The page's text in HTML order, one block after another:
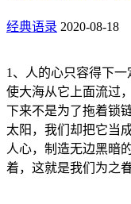
经典语录 2020-08-18
1、人的心只容得下
使大海从它上面流过
下来不是为了拖着锁
太阳，我们却把它当
人心，制造无边黑暗
着，这就是我们为之